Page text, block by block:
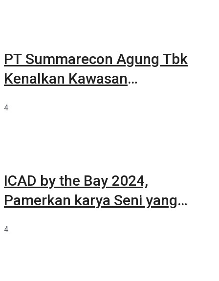
PT Summarecon Agung Tbk
Kenalkan Kawasan
4
ICAD by the Bay 2024,
Pamerkan karya Seni yang
4